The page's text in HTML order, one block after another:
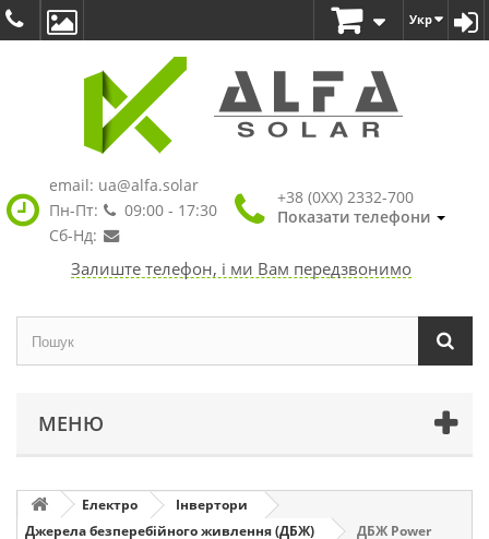
Укр
email: ua@alfa.solar
Пн-Пт:
09:00 - 17:30
Сб-Нд:
+38 (0XX) 2332-700
Показати телефони
Залиште телефон, і ми Вам передзвонимо
МЕНЮ
Електро
Інвертори
Джерела безперебійного живлення (ДБЖ)
ДБЖ Power